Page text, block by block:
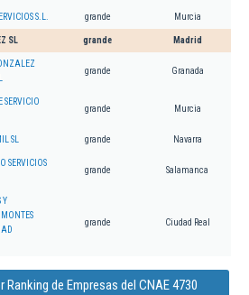
S.L. grande Murcia
SL grande Madrid
grande Granada
SERVICIO
grande Murcia
SL grande Navarra
SERVICIOS
grande Salamanca
Y
grande Ciudad Real
Ranking de Empresas del CNAE 4730